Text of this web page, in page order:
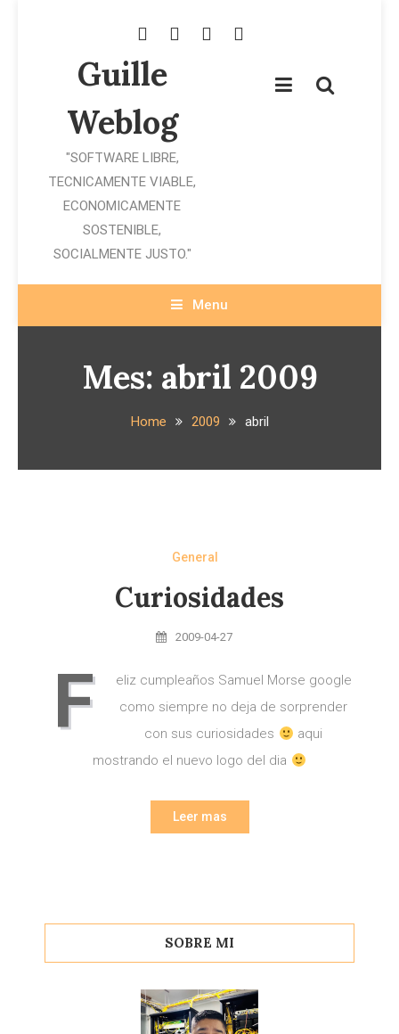
Guille
Weblog
"SOFTWARE LIBRE,
TECNICAMENTE VIABLE,
ECONOMICAMENTE
SOSTENIBLE,
SOCIALMENTE JUSTO."
Menu
Mes: abril 2009
Home 2009 abril
General
Curiosidades
2009-04-27
F
eliz cumpleaños Samuel Morse google
como siempre no deja de sorprender
con sus curiosidades
aqui
mostrando el nuevo logo del dia
Leer mas
SOBRE MI